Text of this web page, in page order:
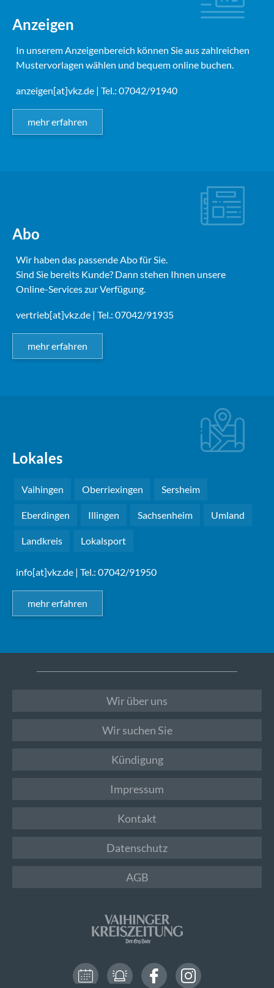
Anzeigen
In unserem Anzeigenbereich können Sie aus zahlreichen
Mustervorlagen wählen und bequem online buchen.
anzeigen[at]vkz.de | Tel.: 07042/91940
mehr erfahren
Abo
Wir haben das passende Abo für Sie.
Sind Sie bereits Kunde? Dann stehen Ihnen unsere
Online-Services zur Verfügung.
vertrieb[at]vkz.de | Tel.: 07042/91935
mehr erfahren
Lokales
Vaihingen Oberriexingen Sersheim
Eberdingen Illingen Sachsenheim Umland
Landkreis Lokalsport
info[at]vkz.de | Tel.: 07042/91950
mehr erfahren
Wir über uns
Wir suchen Sie
Kündigung
Impressum
Kontakt
Datenschutz
AGB